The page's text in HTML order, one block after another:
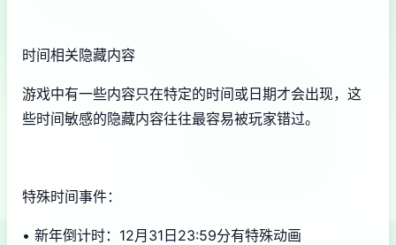
时间相关隐藏内容
游戏中有一些内容只在特定的时间或日期才会出现，这
些时间敏感的隐藏内容往往最容易被玩家错过。
特殊时间事件：
• 新年倒计时：12月31日23:59分有特殊动画